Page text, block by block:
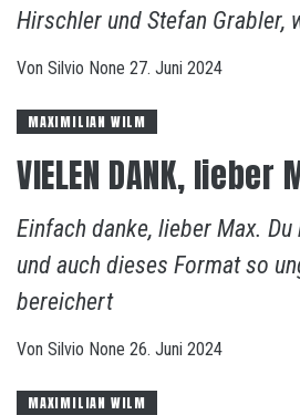
Hirschler und Stefan Grabler,
Von Silvio None 27. Juni 2024
MAXIMILIAN WILM
VIELEN DANK, lieber
Einfach danke, lieber Max.
und auch dieses Format so
bereichert
Von Silvio None 26. Juni 2024
MAXIMILIAN WILM